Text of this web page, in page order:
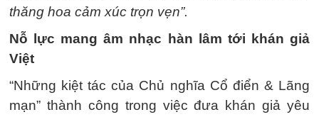
thăng hoa cảm xúc trọn vẹn”.
Nỗ lực mang âm nhạc hàn lâm tới khán giả
Việt
“Những kiệt tác của Chủ nghĩa Cổ điển & Lãng
mạn” thành công trong việc đưa khán giả yêu